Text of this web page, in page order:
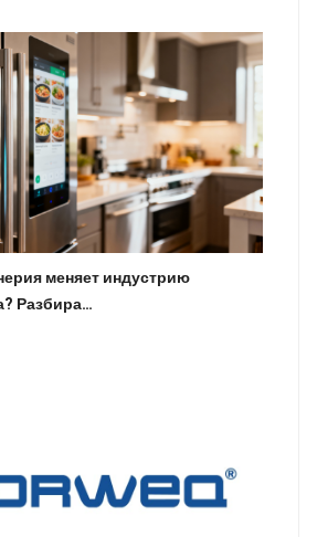
меняет индустрию
Разбира…